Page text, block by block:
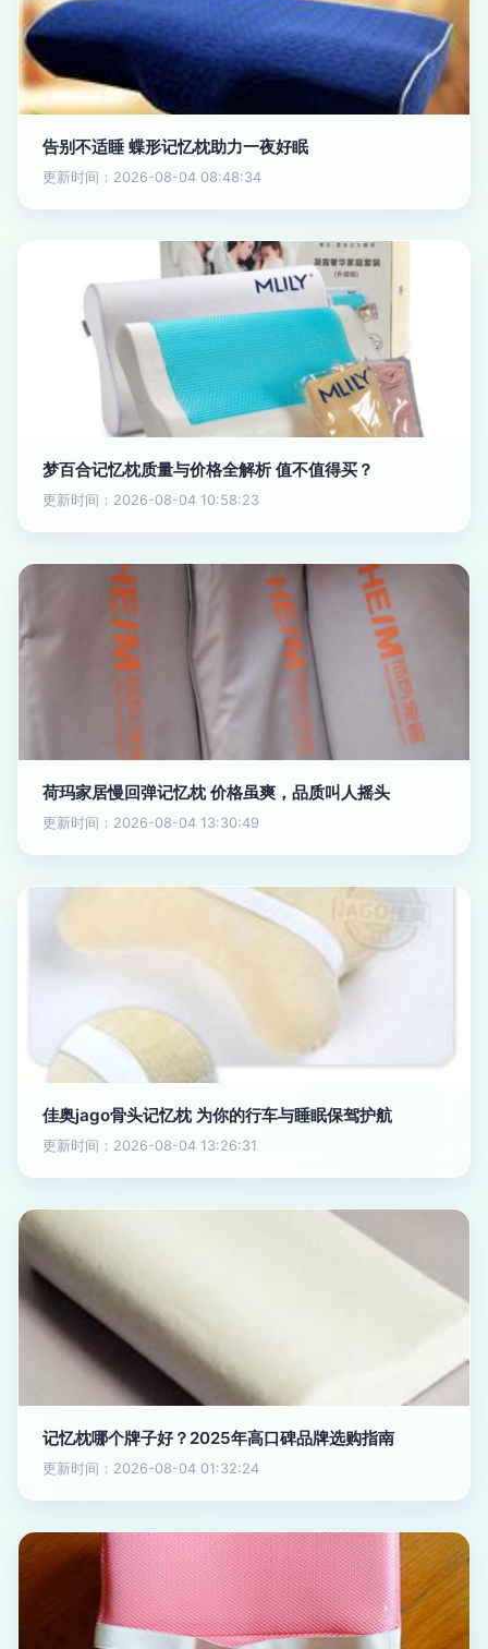
告别不适睡 蝶形记忆枕助力一夜好眠
更新时间：2026-08-04 08:48:34
梦百合记忆枕质量与价格全解析 值不值得买？
更新时间：2026-08-04 10:58:23
荷玛家居慢回弹记忆枕 价格虽爽，品质叫人摇头
更新时间：2026-08-04 13:30:49
佳奥jago骨头记忆枕 为你的行车与睡眠保驾护航
更新时间：2026-08-04 13:26:31
记忆枕哪个牌子好？2025年高口碑品牌选购指南
更新时间：2026-08-04 01:32:24